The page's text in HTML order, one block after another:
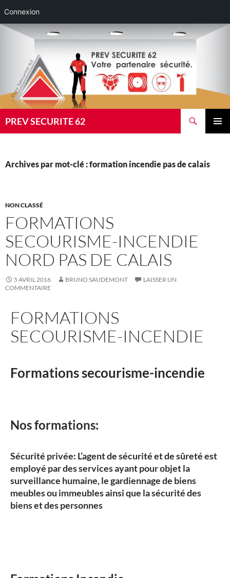
Connexion
Aller
PREV SECURITE 62
Archives par mot-clé : formation incendie pas de calais
NON CLASSÉ
FORMATIONS
SECOURISME-INCENDIE
NORD PAS DE CALAIS
5 AVRIL 2016 BRUNO SAUDEMONT
LAISSER UN
COMMENTAIRE
FORMATIONS
SECOURISME-INCENDIE
Formations secourisme-incendie
Nos formations:
Sécurité privée: L’agent de sécuritéet de sûreté est
employé par des services ayant pour objet la
surveillance humaine, legardiennagede biens
meubles ou immeubles ainsi que lasécurité des
biens et des personnes